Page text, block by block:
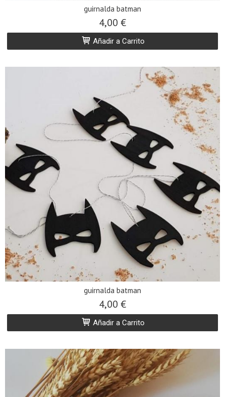
guirnalda batman
4,00 €
Añadir a Carrito
guirnalda batman
4,00 €
Añadir a Carrito